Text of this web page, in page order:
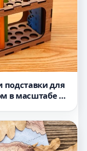
подставки для
в масштабе 3